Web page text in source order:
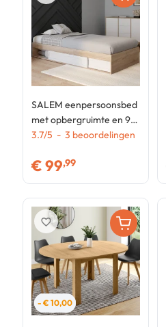
SALEM eenpersoonsbed
met opbergruimte en 90
x 190 CM beuken en witte
3.7/5 - 3 beoordelingen
€99,99
- € 10,00
favorite_border